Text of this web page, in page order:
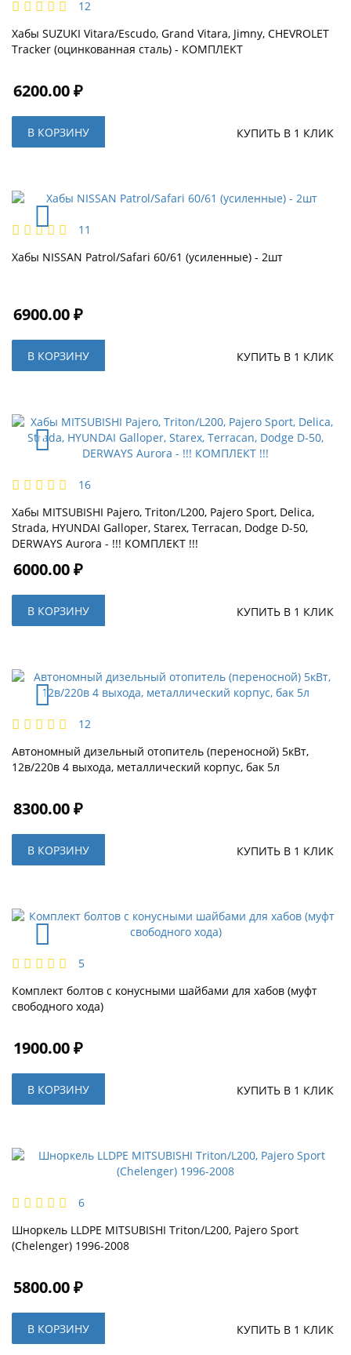
12
Хабы SUZUKI Vitara/Escudo, Grand Vitara, Jimny, CHEVROLET
Tracker (оцинкованная сталь) - КОМПЛЕКТ
6200.00 ₽
В КОРЗИНУ КУПИТЬ В 1 КЛИК
11
Хабы NISSAN Patrol/Safari 60/61 (усиленные) - 2шт
6900.00 ₽
В КОРЗИНУ КУПИТЬ В 1 КЛИК
16
Хабы MITSUBISHI Pajero, Triton/L200, Pajero Sport, Delica,
Strada, HYUNDAI Galloper, Starex, Terracan, Dodge D-50,
DERWAYS Aurora - !!! КОМПЛЕКТ !!!
6000.00 ₽
В КОРЗИНУ КУПИТЬ В 1 КЛИК
12
Автономный дизельный отопитель (переносной) 5кВт,
12в/220в 4 выхода, металлический корпус, бак 5л
8300.00 ₽
В КОРЗИНУ КУПИТЬ В 1 КЛИК
5
Комплект болтов с конусными шайбами для хабов (муфт
свободного хода)
1900.00 ₽
В КОРЗИНУ КУПИТЬ В 1 КЛИК
6
Шноркель LLDPE MITSUBISHI Triton/L200, Pajero Sport
(Сhelenger) 1996-2008
5800.00 ₽
В КОРЗИНУ КУПИТЬ В 1 КЛИК